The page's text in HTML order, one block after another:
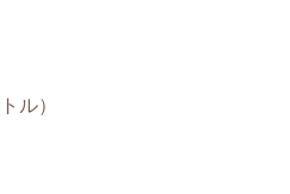
ル）